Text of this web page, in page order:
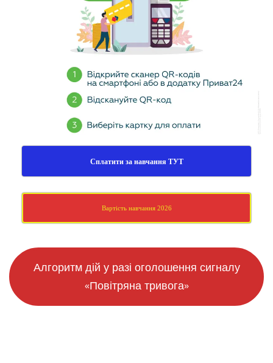
Сплатити за навчання ТУТ
Вартість навчання 2026
Алгоритм дій у разі оголошення сигналу
«Повітряна тривога»